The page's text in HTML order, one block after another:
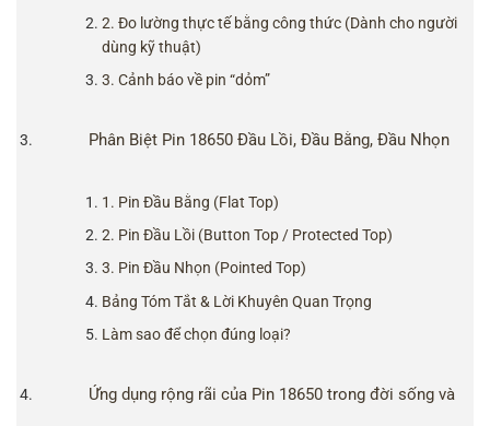
2. Đo lường thực tế bằng công thức (Dành cho người
dùng kỹ thuật)
3. Cảnh báo về pin “dỏm”
Phân Biệt Pin 18650 Đầu Lồi, Đầu Bằng, Đầu Nhọn
1. Pin Đầu Bằng (Flat Top)
2. Pin Đầu Lồi (Button Top / Protected Top)
3. Pin Đầu Nhọn (Pointed Top)
Bảng Tóm Tắt & Lời Khuyên Quan Trọng
Làm sao để chọn đúng loại?
Ứng dụng rộng rãi của Pin 18650 trong đời sống và